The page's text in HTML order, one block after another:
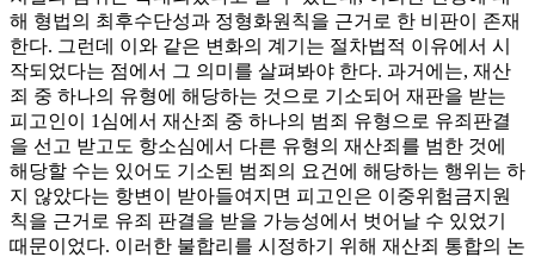
해 형법의 최후수단성과 정형화원칙을 근거로 한 비판이 존재
한다. 그런데 이와 같은 변화의 계기는 절차법적 이유에서 시
작되었다는 점에서 그 의미를 살펴봐야 한다. 과거에는, 재산
죄 중 하나의 유형에 해당하는 것으로 기소되어 재판을 받는
피고인이 1심에서 재산죄 중 하나의 범죄 유형으로 유죄판결
을 선고 받고도 항소심에서 다른 유형의 재산죄를 범한 것에
해당할 수는 있어도 기소된 범죄의 요건에 해당하는 행위는 하
지 않았다는 항변이 받아들여지면 피고인은 이중위험금지원
칙을 근거로 유죄 판결을 받을 가능성에서 벗어날 수 있었기
때문이었다. 이러한 불합리를 시정하기 위해 재산죄 통합의 논